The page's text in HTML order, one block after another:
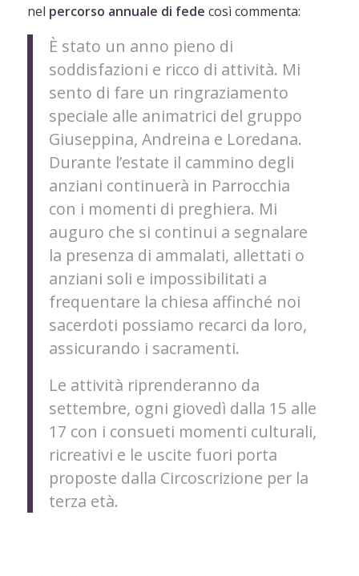
nel percorso annuale di fede così commenta:
È stato un anno pieno di
soddisfazioni e ricco di attività. Mi
sento di fare un ringraziamento
speciale alle animatrici del gruppo
Giuseppina, Andreina e Loredana.
Durante l’estate il cammino degli
anziani continuerà in Parrocchia
con i momenti di preghiera. Mi
auguro che si continui a segnalare
la presenza di ammalati, allettati o
anziani soli e impossibilitati a
frequentare la chiesa affinché noi
sacerdoti possiamo recarci da loro,
assicurando i sacramenti.
Le attività riprenderanno da
settembre, ogni giovedì dalla 15 alle
17 con i consueti momenti culturali,
ricreativi e le uscite fuori porta
proposte dalla Circoscrizione per la
terza età.